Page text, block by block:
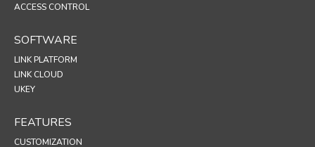
ACCESS CONTROL
SOFTWARE
LINK PLATFORM
LINK CLOUD
UKEY
FEATURES
CUSTOMIZATION